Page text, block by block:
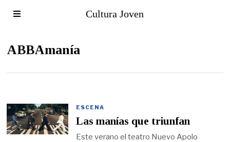
Cultura Joven
ABBAmanía
ESCENA
Las manías que triunfan
Este verano el teatro Nuevo Apolo